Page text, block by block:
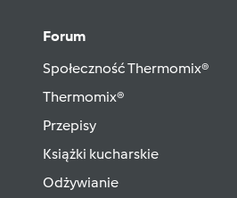
Forum
Społeczność Thermomix®
Thermomix®
Przepisy
Książki kucharskie
Odżywianie